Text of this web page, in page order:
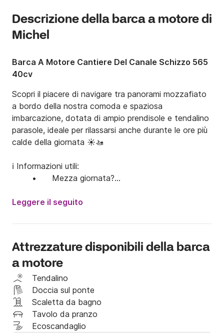
Descrizione della barca a motore di
Michel
Barca A Motore Cantiere Del Canale Schizzo 565
40cv
Scopri il piacere di navigare tra panorami mozzafiato
a bordo della nostra comoda e spaziosa
imbarcazione, dotata di ampio prendisole e tendalino
parasole, ideale per rilassarsi anche durante le ore più
calde della giornata ☀️🚤
ℹ️ Informazioni utili:
	•	Mezza giornata?
in chat per verificare la disponibilità.
È richiesta una cauzione di €300, da versare in
	•	Carburante:
La benzina non è inclusa nel prezzo. Il costo verrà
calcolato in base al consumo e dovrà essere saldato
in contanti a fine noleggio.
	•	Sicurezza a bordo:
Per motivi di sicurezza, non è consentito l’imbarco a
bambini sotto i 3 anni.
Leggere il seguito
Attrezzature disponibili della barca
a motore
Tendalino
Doccia sul ponte
Scaletta da bagno
Tavolo da pranzo
Ecoscandaglio